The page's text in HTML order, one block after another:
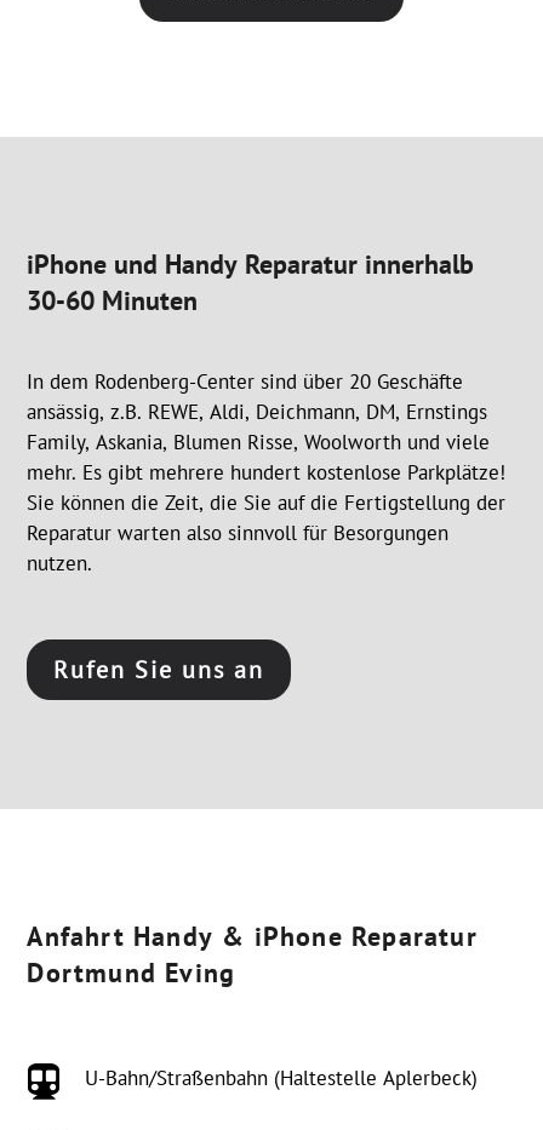
iPhone und Handy Reparatur innerhalb
30-60 Minuten
In dem Rodenberg-Center sind über 20 Geschäfte
ansässig, z.B. REWE, Aldi, Deichmann, DM, Ernstings
Family, Askania, Blumen Risse, Woolworth und viele
mehr. Es gibt mehrere hundert kostenlose Parkplätze!
Sie können die Zeit, die Sie auf die Fertigstellung der
Reparatur warten also sinnvoll für Besorgungen
nutzen.
Rufen Sie uns an
Anfahrt Handy & iPhone Reparatur
Dortmund Eving
 U-Bahn/Straßenbahn (Haltestelle Aplerbeck)